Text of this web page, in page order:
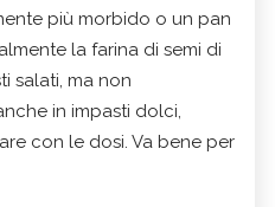
più morbido o un pan
la farina di semi di
salati, ma non
in impasti dolci,
con le dosi. Va bene per